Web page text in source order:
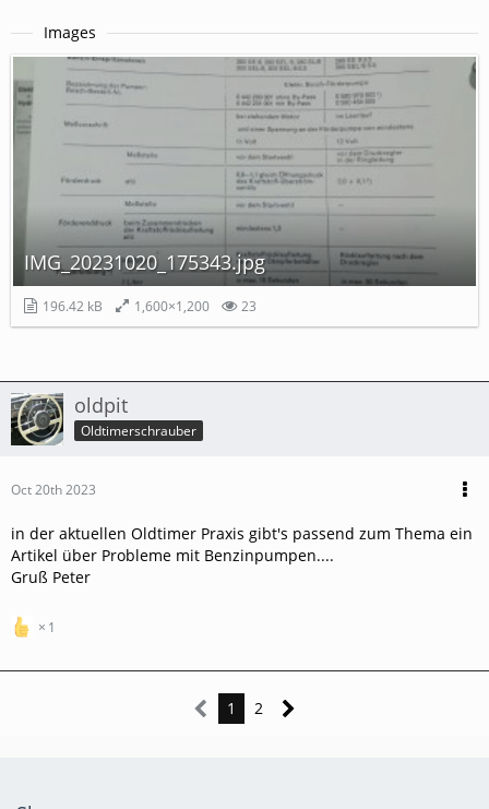
Images
IMG_20231020_175343.jpg
196.42 kB 1,600×1,200 23
oldpit
Oldtimerschrauber
Oct 20th 2023
in der aktuellen Oldtimer Praxis gibt's passend zum Thema ein
Artikel über Probleme mit Benzinpumpen....
Gruß Peter
1
1 2